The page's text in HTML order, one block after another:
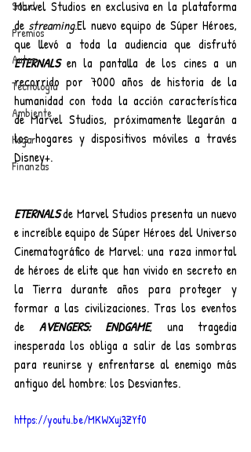
Salud
Premios
Autos
Tecnología
Ambiente
Hogar
Finanzas
Marvel Studios en exclusiva en la plataforma
de streaming.El nuevo equipo de Súper Héroes,
que llevó a toda la audiencia que disfrutó
ETERNALS en la pantalla de los cines a un
recorrido por 7000 años de historia de la
humanidad con toda la acción característica
de Marvel Studios, próximamente llegarán a
los hogares y dispositivos móviles a través
Disney+.
ETERNALS de Marvel Studios presenta un nuevo
e increíble equipo de Súper Héroes del Universo
Cinematográfico de Marvel: una raza inmortal
de héroes de elite que han vivido en secreto en
la Tierra durante años para proteger y
formar a las civilizaciones. Tras los eventos
de AVENGERS: ENDGAME, una tragedia
inesperada los obliga a salir de las sombras
para reunirse y enfrentarse al enemigo más
antiguo del hombre: los Desviantes.
https://youtu.be/MKWXuj3ZYf0